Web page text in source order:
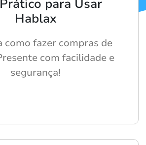
para Usar
Hablax
como fazer compras de
com facilidade e
segurança!